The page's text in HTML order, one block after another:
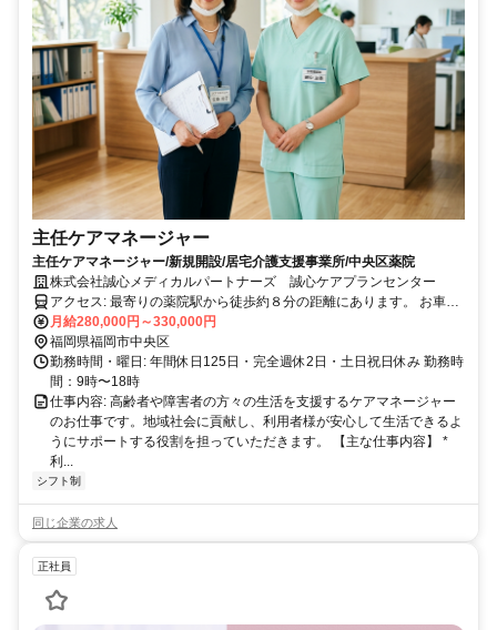
主任ケアマネージャー
主任ケアマネージャー/新規開設/居宅介護支援事業所/中央区薬院
株式会社誠心メディカルパートナーズ 誠心ケアプランセンター
アクセス: 最寄りの薬院駅から徒歩約８分の距離にあります。 お車で
の通勤も可能ですのでお気軽にお問い合わせください。
月給280,000円～330,000円
福岡県福岡市中央区
勤務時間・曜日: 年間休日125日・完全週休2日・土日祝日休み 勤務時
間：9時〜18時
仕事内容: 高齢者や障害者の方々の生活を支援するケアマネージャー
のお仕事です。地域社会に貢献し、利用者様が安心して生活できるよ
うにサポートする役割を担っていただきます。 【主な仕事内容】 *
利...
シフト制
同じ企業の求人
正社員